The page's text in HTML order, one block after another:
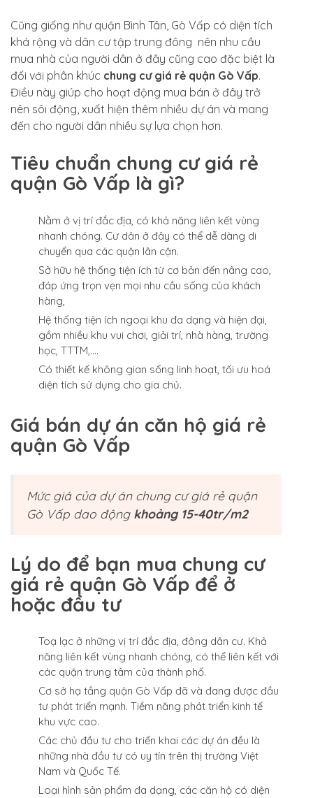
Cũng giống như quận Bình Tân, Gò Vấp có diện tích
khá rộng và dân cư tập trung đông nên nhu cầu
mua nhà của người dân ở đây cũng cao đặc biệt là
đối với phân khúc chung cư giá rẻ quận Gò Vấp.
Điều này giúp cho hoạt động mua bán ở đây trở
nên sôi động, xuất hiện thêm nhiều dự án và mang
đến cho người dân nhiều sự lựa chọn hơn.
Tiêu chuẩn chung cư giá rẻ
quận Gò Vấp là gì?
Nằm ở vị trí đắc địa, có khả năng liên kết vùng
nhanh chóng. Cư dân ở đây có thể dễ dàng di
chuyển qua các quận lân cận.
Sở hữu hệ thống tiện ích từ cơ bản đến nâng cao,
đáp ứng trọn vẹn mọi nhu cầu sống của khách
hàng,
Hệ thống tiện ích ngoại khu đa dạng và hiện đại,
gồm nhiều khu vui chơi, giải trí, nhà hàng, trường
học, TTTM,….
Có thiết kế không gian sống linh hoạt, tối ưu hoá
diện tích sử dụng cho gia chủ.
Giá bán dự án căn hộ giá rẻ
quận Gò Vấp
Mức giá của dự án chung cư giá rẻ quận
Gò Vấp dao độngkhoảng 15-40tr/m2
Lý do để bạn mua chung cư
giá rẻ quận Gò Vấp để ở
hoặc đầu tư
Toạ lạc ở những vị trí đắc địa, đông dân cư. Khả
năng liên kết vùng nhanh chóng, có thể liên kết với
các quận trung tâm của thành phố.
Cơ sở hạ tầng quận Gò Vấp đã và đang được đầu
tư phát triển mạnh. Tiềm năng phát triển kinh tế
khu vực cao.
Các chủ đầu tư cho triển khai các dự án đều là
những nhà đầu tư có uy tín trên thị trường Việt
Nam và Quốc Tế.
Loại hình sản phẩm đa dạng, các căn hộ có diện